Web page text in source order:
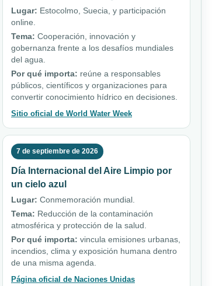
Lugar: Estocolmo, Suecia, y participación
online.
Tema: Cooperación, innovación y
gobernanza frente a los desafíos mundiales
del agua.
Por qué importa: reúne a responsables
públicos, científicos y organizaciones para
convertir conocimiento hídrico en decisiones.
Sitio oficial de World Water Week
7 de septiembre de 2026
Día Internacional del Aire Limpio por
un cielo azul
Lugar: Conmemoración mundial.
Tema: Reducción de la contaminación
atmosférica y protección de la salud.
Por qué importa: vincula emisiones urbanas,
incendios, clima y exposición humana dentro
de una misma agenda.
Página oficial de Naciones Unidas